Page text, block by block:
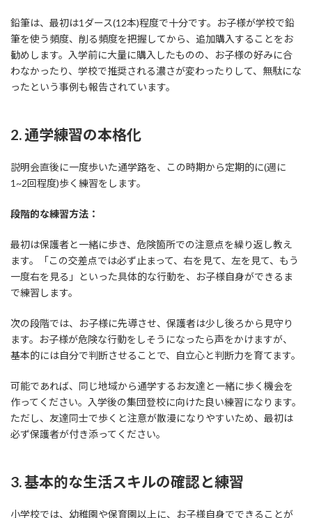
鉛筆は、最初は1ダース(12本)程度で十分です。お子様が学校で鉛
筆を使う頻度、削る頻度を把握してから、追加購入することをお
勧めします。入学前に大量に購入したものの、お子様の好みに合
わなかったり、学校で推奨される濃さが変わったりして、無駄にな
ったという事例も報告されています。
2. 通学練習の本格化
説明会直後に一度歩いた通学路を、この時期から定期的に(週に
1~2回程度)歩く練習をします。
段階的な練習方法：
最初は保護者と一緒に歩き、危険箇所での注意点を繰り返し教え
ます。「この交差点では必ず止まって、右を見て、左を見て、もう
一度右を見る」といった具体的な行動を、お子様自身ができるま
で練習します。
次の段階では、お子様に先導させ、保護者は少し後ろから見守り
ます。お子様が危険な行動をしそうになったら声をかけますが、
基本的には自分で判断させることで、自立心と判断力を育てます。
可能であれば、同じ地域から通学するお友達と一緒に歩く機会を
作ってください。入学後の集団登校に向けた良い練習になります。
ただし、友達同士で歩くと注意が散漫になりやすいため、最初は
必ず保護者が付き添ってください。
3. 基本的な生活スキルの確認と練習
小学校では、幼稚園や保育園以上に、お子様自身でできることが